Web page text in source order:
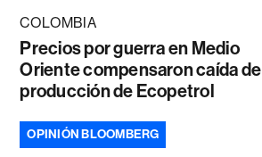
COLOMBIA
Precios por guerra en Medio
Oriente compensaron caída de
producción de Ecopetrol
OPINIÓN BLOOMBERG